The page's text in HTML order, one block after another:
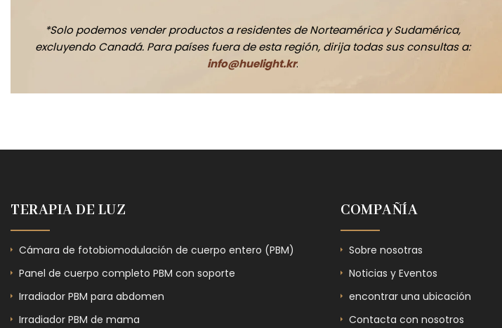
*Solo podemos vender productos a residentes de Norteamérica y Sudamérica,
excluyendo Canadá. Para países fuera de esta región, dirija todas sus consultas a:
info@huelight.kr.
TERAPIA DE LUZ
Cámara de fotobiomodulación de cuerpo entero (PBM)
Panel de cuerpo completo PBM con soporte
Irradiador PBM para abdomen
Irradiador PBM de mama
COMPAÑÍA
Sobre nosotras
Noticias y Eventos
encontrar una ubicación
Contacta con nosotros